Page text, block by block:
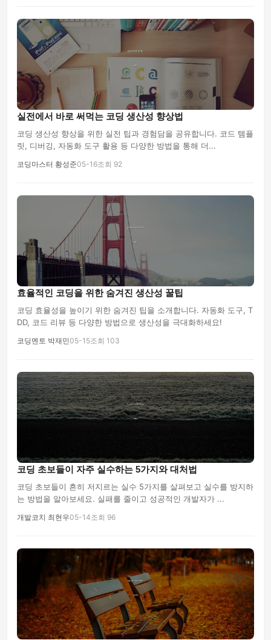
실전에서 바로 써먹는 코딩 생산성 향상법
코딩 생산성 향상을 위한 실전 팁과 경험담을 공유합니다. 코드 템플
릿, 디버깅, 자동화 도구 활용 등 다양한 방법을 통해 더...
코딩마스터 황성준05-16조회 92
효율적인 코딩을 위한 숨겨진 생산성 꿀팁
코딩 효율성을 높이기 위한 숨겨진 팁을 소개합니다. 자동화 도구, T
DD, 코드 리뷰 등 다양한 방법으로 생산성을 극대화하세요!
코딩멘토 박재민05-15조회 103
코딩 초보들이 자주 실수하는 5가지와 대처법
코딩 초보들이 흔히 저지르는 실수 5가지를 살펴보고 실수를 방지하
는 방법을 알아보세요. 실패를 줄이고 성공적인 개발자가 ...
개발코치 최현우05-14조회 96